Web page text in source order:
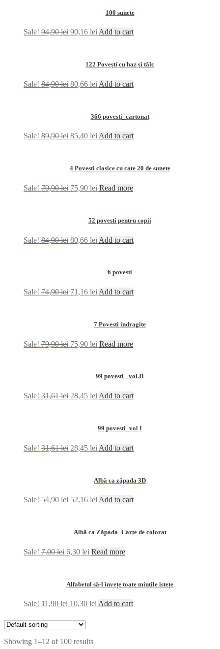
100 sunete
Sale! 94,90lei 90,16 lei Add to cart
122 Povești cu haz și tâlc
Sale! 84,90lei 80,66 lei Add to cart
366 povesti_cartonat
Sale! 89,90lei 85,40 leiAdd to cart
4 Povesti clasice cu cate 20 de sunete
Sale! 79,90lei 75,90 lei Read more
52 povesti pentru copii
Sale! 84,90lei 80,66 lei Add to cart
6 povesti
Sale! 74,90lei 71,16 lei Add to cart
7 Povesti indragite
Sale! 79,90lei 75,90 lei Read more
99 povesti _vol.II
Sale! 31,61lei 28,45 lei Add to cart
99 povesti_vol I
Sale! 31,61lei 28,45 lei Add to cart
Albă ca zăpada 3D
Sale! 54,90lei 52,16 lei Add to cart
Albă ca Zăpada_Carte de colorat
Sale! 7,00lei 6,30 lei Read more
Alfabetul să-l învețe toate mințile istețe
Sale! 11,90lei 10,30 leiAdd to cart
Showing 1–12 of 100 results